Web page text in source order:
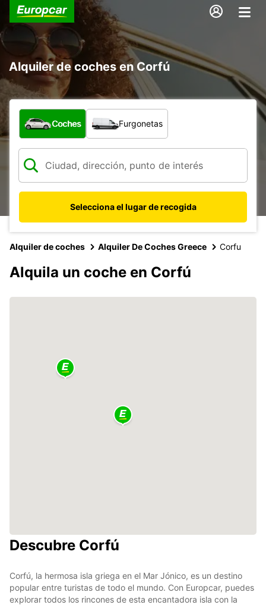
Alquiler de coches en Corfú
¿Qué tipo de vehículo?
Coches Furgonetas
Selecciona el lugar de recogida
Alquiler de coches Alquiler De Coches Greece Corfu
Alquila un coche en Corfú
Descubre Corfú
Corfú, la hermosa isla griega en el Mar Jónico, es un destino
popular entre turistas de todo el mundo. Con Europcar, puedes
explorar todos los rincones de esta encantadora isla con la